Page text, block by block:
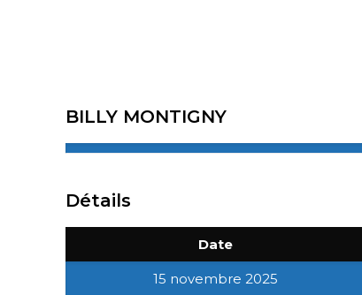
BILLY MONTIGNY
Détails
Date
15 novembre 2025